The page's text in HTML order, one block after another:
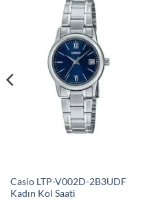
Casio LTP-V002D-2B3UDF
Kadın Kol Saati